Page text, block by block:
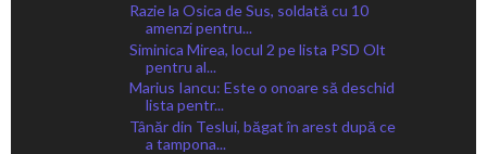
Razie la Osica de Sus, soldată cu 10
amenzi pentru...
Siminica Mirea, locul 2 pe lista PSD Olt
pentru al...
Marius Iancu: Este o onoare să deschid
lista pentr...
Tânăr din Teslui, băgat în arest după ce
a tampona...